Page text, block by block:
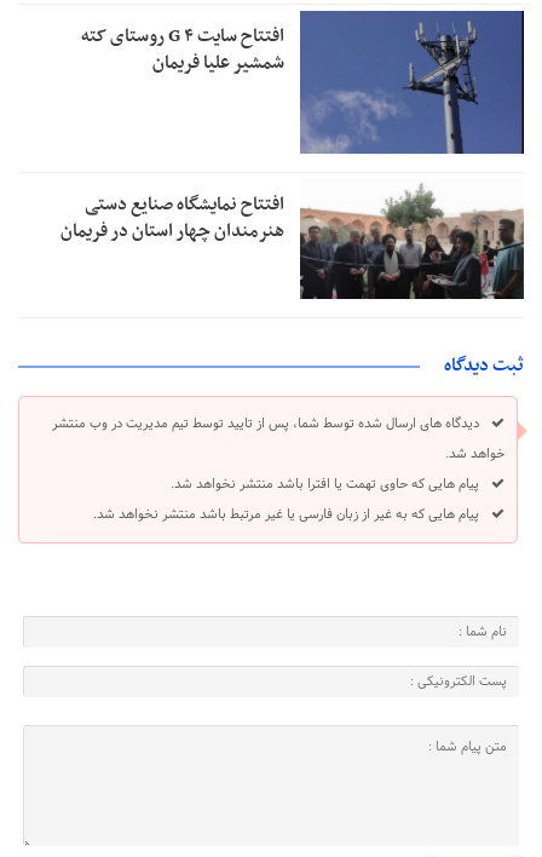
افتتاح سایت ۴ G روستای کته
شمشیر علیا فریمان
افتتاح نمایشگاه صنایع دستی
هنرمندان چهار استان در فریمان
ثبت دیدگاه
دیدگاه های ارسال شده توسط شما، پس از تایید توسط تیم مدیریت در وب منتشر
خواهد شد.
پیام هایی که حاوی تهمت یا افترا باشد منتشر نخواهد شد.
پیام هایی که به غیر از زبان فارسی یا غیر مرتبط باشد منتشر نخواهد شد.